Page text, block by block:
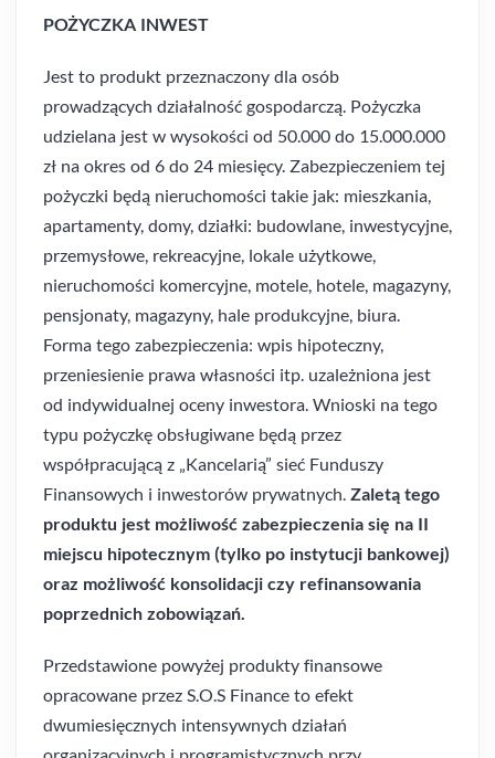
POŻYCZKA INWEST
Jest to produkt przeznaczony dla osób
prowadzących działalność gospodarczą. Pożyczka
udzielana jest w wysokości od 50.000 do 15.000.000
zł na okres od 6 do 24 miesięcy. Zabezpieczeniem tej
pożyczki będą nieruchomości takie jak: mieszkania,
apartamenty, domy, działki: budowlane, inwestycyjne,
przemysłowe, rekreacyjne, lokale użytkowe,
nieruchomości komercyjne, motele, hotele, magazyny,
pensjonaty, magazyny, hale produkcyjne, biura.
Forma tego zabezpieczenia: wpis hipoteczny,
przeniesienie prawa własności itp. uzależniona jest
od indywidualnej oceny inwestora. Wnioski na tego
typu pożyczkę obsługiwane będą przez
współpracującą z „Kancelarią” sieć Funduszy
Finansowych i inwestorów prywatnych. Zaletą tego
produktu jest możliwość zabezpieczenia się na II
miejscu hipotecznym (tylko po instytucji bankowej)
oraz możliwość konsolidacji czy refinansowania
poprzednich zobowiązań.
Przedstawione powyżej produkty finansowe
opracowane przez S.O.S Finance to efekt
dwumiesięcznych intensywnych działań